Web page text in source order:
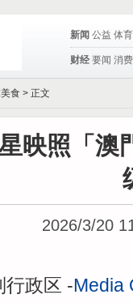
新闻 公益 体育
财经 要闻 消费
食 > 正文
映照「澳
2026/3/20
行政区 -Media